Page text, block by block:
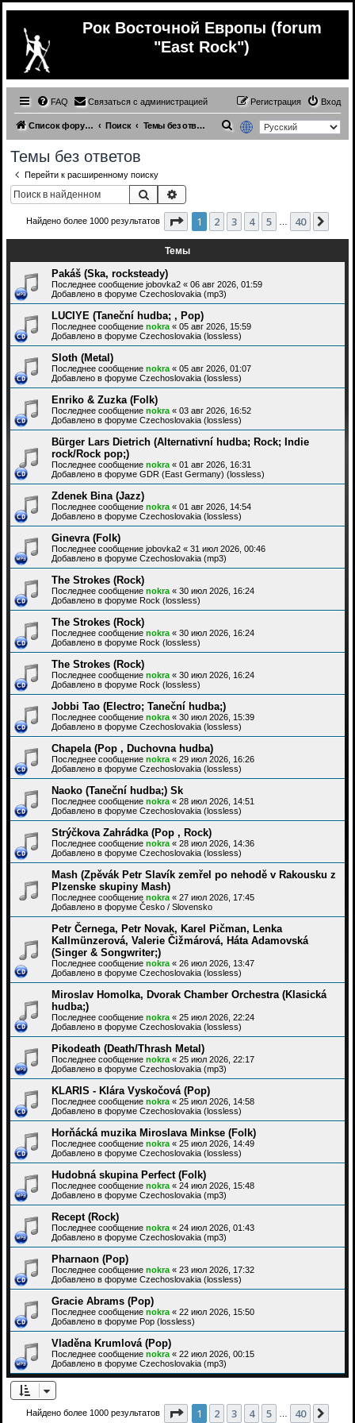
Рок Восточной Европы (forum
"East Rock")
FAQ Связаться с администрацией Вход
Регистрация
Список форумов Поиск Темы без ответов
Темы без ответов
Перейти к расширенному поиску
Поиск
Найдено более 1000 результатов Страница из 40
1 2 3 4 5 40
Темы
Pakáš (Ska, rocksteady)
Последнее сообщение jobovka2 « 06 авг 2026, 01:59
Добавлено в форуме Czechoslovakia (mp3)
LUCIYE (Taneční hudba; , Pop)
Последнее сообщение nokra « 05 авг 2026, 15:59
Добавлено в форуме Czechoslovakia (lossless)
Sloth (Metal)
Последнее сообщение nokra « 05 авг 2026, 01:07
Добавлено в форуме Czechoslovakia (lossless)
Enriko & Zuzka (Folk)
Последнее сообщение nokra « 03 авг 2026, 16:52
Добавлено в форуме Czechoslovakia (lossless)
Bürger Lars Dietrich (Alternativní hudba; Rock; Indie
rock/Rock pop;)
Последнее сообщение nokra « 01 авг 2026, 16:31
Добавлено в форуме GDR (East Germany) (lossless)
Zdenek Bina (Jazz)
Последнее сообщение nokra « 01 авг 2026, 14:54
Добавлено в форуме Czechoslovakia (lossless)
Ginevra (Folk)
Последнее сообщение jobovka2 « 31 июл 2026, 00:46
Добавлено в форуме Czechoslovakia (mp3)
The Strokes (Rock)
Последнее сообщение nokra « 30 июл 2026, 16:24
Добавлено в форуме Rock (lossless)
The Strokes (Rock)
Последнее сообщение nokra « 30 июл 2026, 16:24
Добавлено в форуме Rock (lossless)
The Strokes (Rock)
Последнее сообщение nokra « 30 июл 2026, 16:24
Добавлено в форуме Rock (lossless)
Jobbi Tao (Electro; Taneční hudba;)
Последнее сообщение nokra « 30 июл 2026, 15:39
Добавлено в форуме Czechoslovakia (lossless)
Chapela (Pop , Duchovna hudba)
Последнее сообщение nokra « 29 июл 2026, 16:26
Добавлено в форуме Czechoslovakia (lossless)
Naoko (Taneční hudba;) Sk
Последнее сообщение nokra « 28 июл 2026, 14:51
Добавлено в форуме Czechoslovakia (lossless)
Strýčkova Zahrádka (Pop , Rock)
Последнее сообщение nokra « 28 июл 2026, 14:36
Добавлено в форуме Czechoslovakia (lossless)
Mash (Zpěvák Petr Slavík zemřel po nehodě v Rakousku z
Plzenske skupiny Mash)
Последнее сообщение nokra « 27 июл 2026, 17:45
Добавлено в форуме Česko / Slovensko
Petr Černega, Petr Novak, Karel Pičman, Lenka
Kallmünzerová, Valerie Čižmárová, Háta Adamovská
(Singer & Songwriter;)
Последнее сообщение nokra « 26 июл 2026, 13:47
Добавлено в форуме Czechoslovakia (lossless)
Miroslav Homolka, Dvorak Chamber Orchestra (Klasická
hudba;)
Последнее сообщение nokra « 25 июл 2026, 22:24
Добавлено в форуме Czechoslovakia (lossless)
Pikodeath (Death/Thrash Metal)
Последнее сообщение nokra « 25 июл 2026, 22:17
Добавлено в форуме Czechoslovakia (mp3)
KLARIS - Klára Vyskočová (Pop)
Последнее сообщение nokra « 25 июл 2026, 14:58
Добавлено в форуме Czechoslovakia (lossless)
Horňácká muzika Miroslava Minkse (Folk)
Последнее сообщение nokra « 25 июл 2026, 14:49
Добавлено в форуме Czechoslovakia (lossless)
Hudobná skupina Perfect (Folk)
Последнее сообщение nokra « 24 июл 2026, 15:48
Добавлено в форуме Czechoslovakia (mp3)
Recept (Rock)
Последнее сообщение nokra « 24 июл 2026, 01:43
Добавлено в форуме Czechoslovakia (mp3)
Pharnaon (Pop)
Последнее сообщение nokra « 23 июл 2026, 17:32
Добавлено в форуме Czechoslovakia (lossless)
Gracie Abrams (Pop)
Последнее сообщение nokra « 22 июл 2026, 15:50
Добавлено в форуме Pop (lossless)
Vladěna Krumlová (Pop)
Последнее сообщение nokra « 22 июл 2026, 00:15
Добавлено в форуме Czechoslovakia (mp3)
Найдено более 1000 результатов Страница из 40
1 2 3 4 5 40